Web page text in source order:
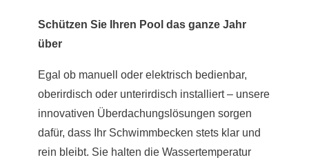
Schützen Sie Ihren Pool das ganze Jahr
über
Egal ob manuell oder elektrisch bedienbar,
oberirdisch oder unterirdisch installiert – unsere
innovativen Überdachungslösungen sorgen
dafür, dass Ihr Schwimmbecken stets klar und
rein bleibt. Sie halten die Wassertemperatur